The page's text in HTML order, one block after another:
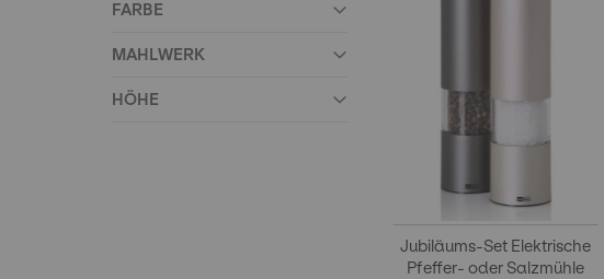
Jubiläums-Set Elektrische
Pfeffer- oder Salzmühle
FARBE
MAHLWERK
HÖHE